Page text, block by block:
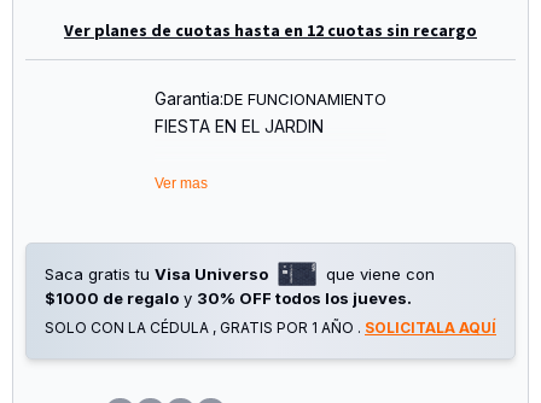
Ver planes de cuotas hasta en 12 cuotas sin recargo
Garantia:DE FUNCIONAMIENTO
FIESTA EN EL JARDIN
Ver mas
Saca gratis tu Visa Universo
que viene con
$1000 de regalo y 30% OFF todos los jueves.
SOLO CON LA CÉDULA , GRATIS POR 1 AÑO . SOLICITALA AQUÍ